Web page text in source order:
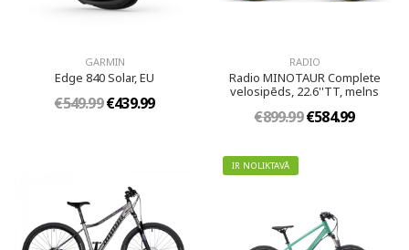
GARMIN
Edge 840 Solar, EU
€549.99€439.99
RADIO
Radio MINOTAUR Complete
velosipēds, 22.6''TT, melns
€899.99€584.99
IR NOLIKTAVĀ